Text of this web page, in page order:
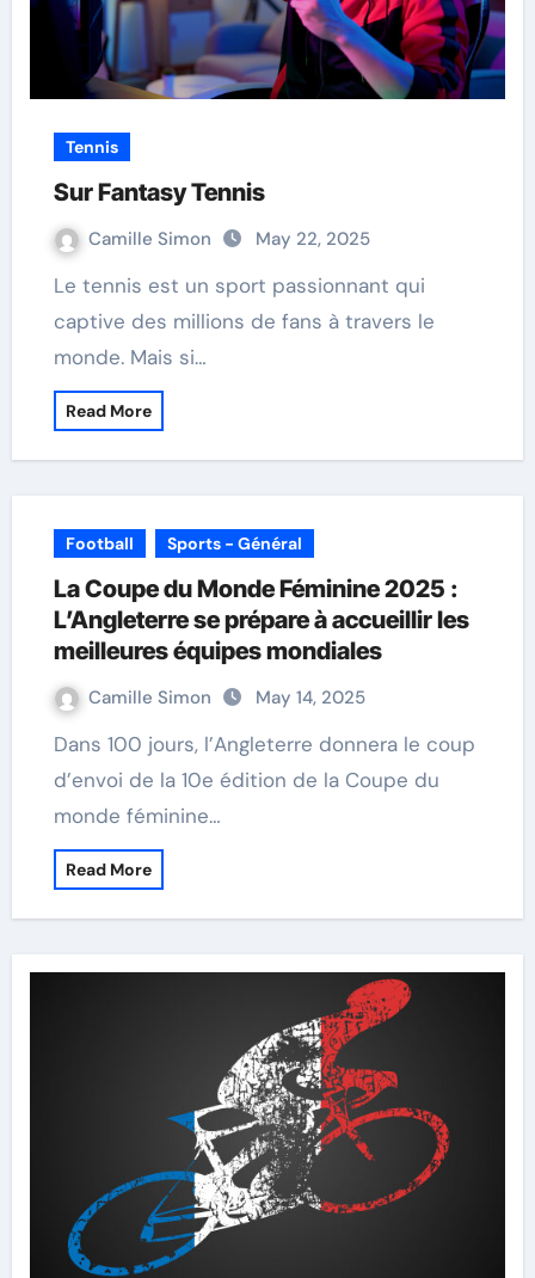
Tennis
Sur Fantasy Tennis
Camille Simon May 22, 2025
Le tennis est un sport passionnant qui
captive des millions de fans à travers le
monde. Mais si…
Read More
Football Sports - Général
La Coupe du Monde Féminine 2025 :
L’Angleterre se prépare à accueillir les
meilleures équipes mondiales
Camille Simon May 14, 2025
Dans 100 jours, l’Angleterre donnera le coup
d’envoi de la 10e édition de la Coupe du
monde féminine…
Read More